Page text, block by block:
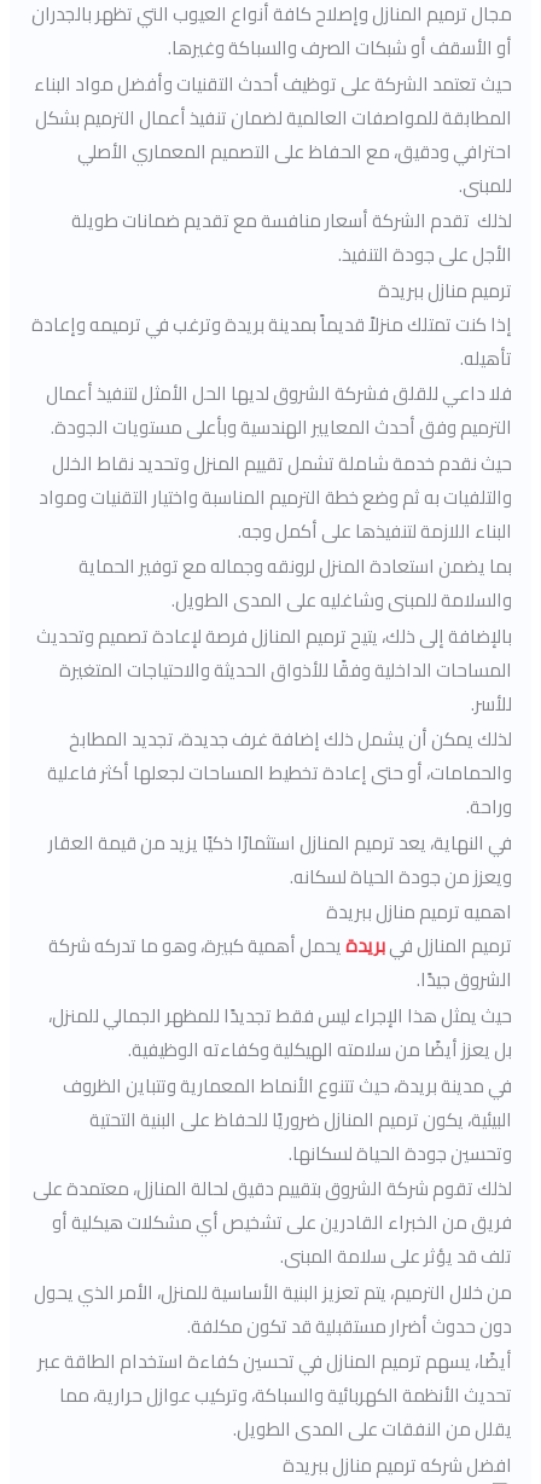
مجال ترميم المنازل وإصلاح كافة أنواع العيوب التي تظهر بالجدران
أو الأسقف أو شبكات الصرف والسباكة وغيرها.
حيث تعتمد الشركة على توظيف أحدث التقنيات وأفضل مواد البناء
المطابقة للمواصفات العالمية لضمان تنفيذ أعمال الترميم بشكل
احترافي ودقيق، مع الحفاظ على التصميم المعماري الأصلي
للمبنى.
لذلك تقدم الشركة أسعار منافسة مع تقديم ضمانات طويلة
الأجل على جودة التنفيذ.
ترميم منازل ببريدة
إذا كنت تمتلك منزلاً قديماً بمدينة بريدة وترغب في ترميمه وإعادة
تأهيله.
فلا داعي للقلق فشركة الشروق لديها الحل الأمثل لتنفيذ أعمال
الترميم وفق أحدث المعايير الهندسية وبأعلى مستويات الجودة.
حيث نقدم خدمة شاملة تشمل تقييم المنزل وتحديد نقاط الخلل
والتلفيات به ثم وضع خطة الترميم المناسبة واختيار التقنيات ومواد
البناء اللازمة لتنفيذها على أكمل وجه.
بما يضمن استعادة المنزل لرونقه وجماله مع توفير الحماية
والسلامة للمبنى وشاغليه على المدى الطويل.
بالإضافة إلى ذلك، يتيح ترميم المنازل فرصة لإعادة تصميم وتحديث
المساحات الداخلية وفقًا للأذواق الحديثة والاحتياجات المتغيرة
للأسر.
لذلك يمكن أن يشمل ذلك إضافة غرف جديدة، تجديد المطابخ
والحمامات، أو حتى إعادة تخطيط المساحات لجعلها أكثر فاعلية
وراحة.
في النهاية، يعد ترميم المنازل استثمارًا ذكيًا يزيد من قيمة العقار
ويعزز من جودة الحياة لسكانه.
اهميه ترميم منازل ببريدة
ترميم المنازل فيبريدةيحمل أهمية كبيرة، وهو ما تدركه شركة
الشروق جيدًا.
حيث يمثل هذا الإجراء ليس فقط تجديدًا للمظهر الجمالي للمنزل،
بل يعزز أيضًا من سلامته الهيكلية وكفاءته الوظيفية.
في مدينة بريدة، حيث تتنوع الأنماط المعمارية وتتباين الظروف
البيئية، يكون ترميم المنازل ضروريًا للحفاظ على البنية التحتية
وتحسين جودة الحياة لسكانها.
لذلك تقوم شركة الشروق بتقييم دقيق لحالة المنازل، معتمدة على
فريق من الخبراء القادرين على تشخيص أي مشكلات هيكلية أو
تلف قد يؤثر على سلامة المبنى.
من خلال الترميم، يتم تعزيز البنية الأساسية للمنزل، الأمر الذي يحول
دون حدوث أضرار مستقبلية قد تكون مكلفة.
أيضًا، يسهم ترميم المنازل في تحسين كفاءة استخدام الطاقة عبر
تحديث الأنظمة الكهربائية والسباكة، وتركيب عوازل حرارية، مما
يقلل من النفقات على المدى الطويل.
افضل شركه ترميم منازل ببريدة